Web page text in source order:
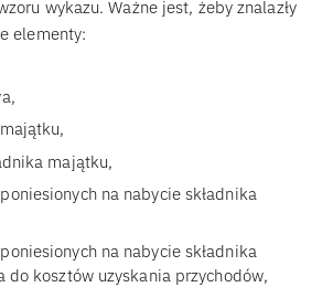
wykazu. Ważne jest, żeby znalazły
elementy:
majątku,
na nabycie składnika
na nabycie składnika
do kosztów uzyskania przychodów,